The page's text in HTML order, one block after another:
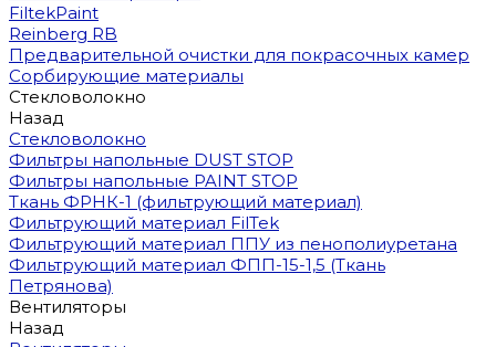
FiltekPaint
Reinberg RB
Предварительной очистки для покрасочных камер
Сорбирующие материалы
Стекловолокно
Назад
Стекловолокно
Фильтры напольные DUST STOP
Фильтры напольные PAINT STOP
Ткань ФРНК-1 (фильтрующий материал)
Фильтрующий материал FilTek
Фильтрующий материал ППУ из пенополиуретана
Фильтрующий материал ФПП-15-1,5 (Ткань
Петрянова)
Вентиляторы
Назад